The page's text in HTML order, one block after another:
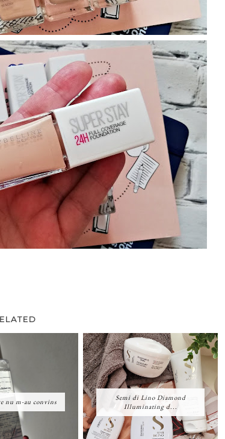
nu m-au convins
Semi di Lino Diamond
Illuminating d...